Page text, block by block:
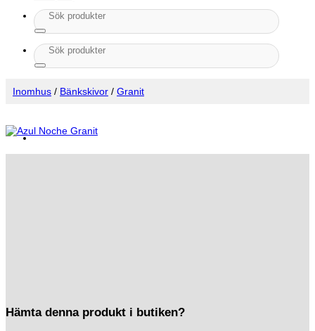
Sök
efter:
Sök
efter:
Inomhus / Bänkskivor / Granit
Hämta denna produkt i butiken?